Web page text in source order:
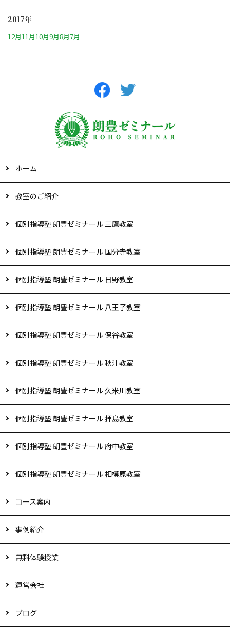
2017年
12月11月10月9月8月7月
ホーム
教室のご紹介
個別指導塾 朗豊ゼミナール 三鷹教室
個別指導塾 朗豊ゼミナール 国分寺教室
個別指導塾 朗豊ゼミナール 日野教室
個別指導塾 朗豊ゼミナール 八王子教室
個別指導塾 朗豊ゼミナール 保谷教室
個別指導塾 朗豊ゼミナール 秋津教室
個別指導塾 朗豊ゼミナール 久米川教室
個別指導塾 朗豊ゼミナール 拝島教室
個別指導塾 朗豊ゼミナール 府中教室
個別指導塾 朗豊ゼミナール 相模原教室
コース案内
事例紹介
無料体験授業
運営会社
ブログ